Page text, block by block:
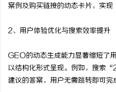
案例及购买链接的动态卡片，实
2、用户体验优化与搜索效率提升
GEO的动态生成能力显著缩短了
以结构化形式呈现。例如，搜索
建议的答案，用户无需跳转即可完